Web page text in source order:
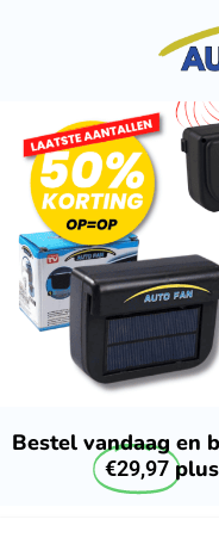
Bestel vandaag en
€29,97